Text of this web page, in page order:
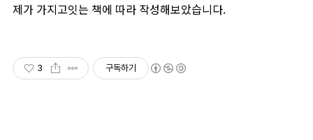
제가 가지고잇는 책에 따라 작성해보았습니다.
3 구독하기